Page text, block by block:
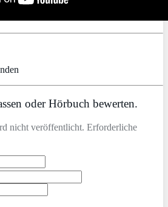
oder Hörbuch bewerten.
nicht veröffentlicht. Erforderliche